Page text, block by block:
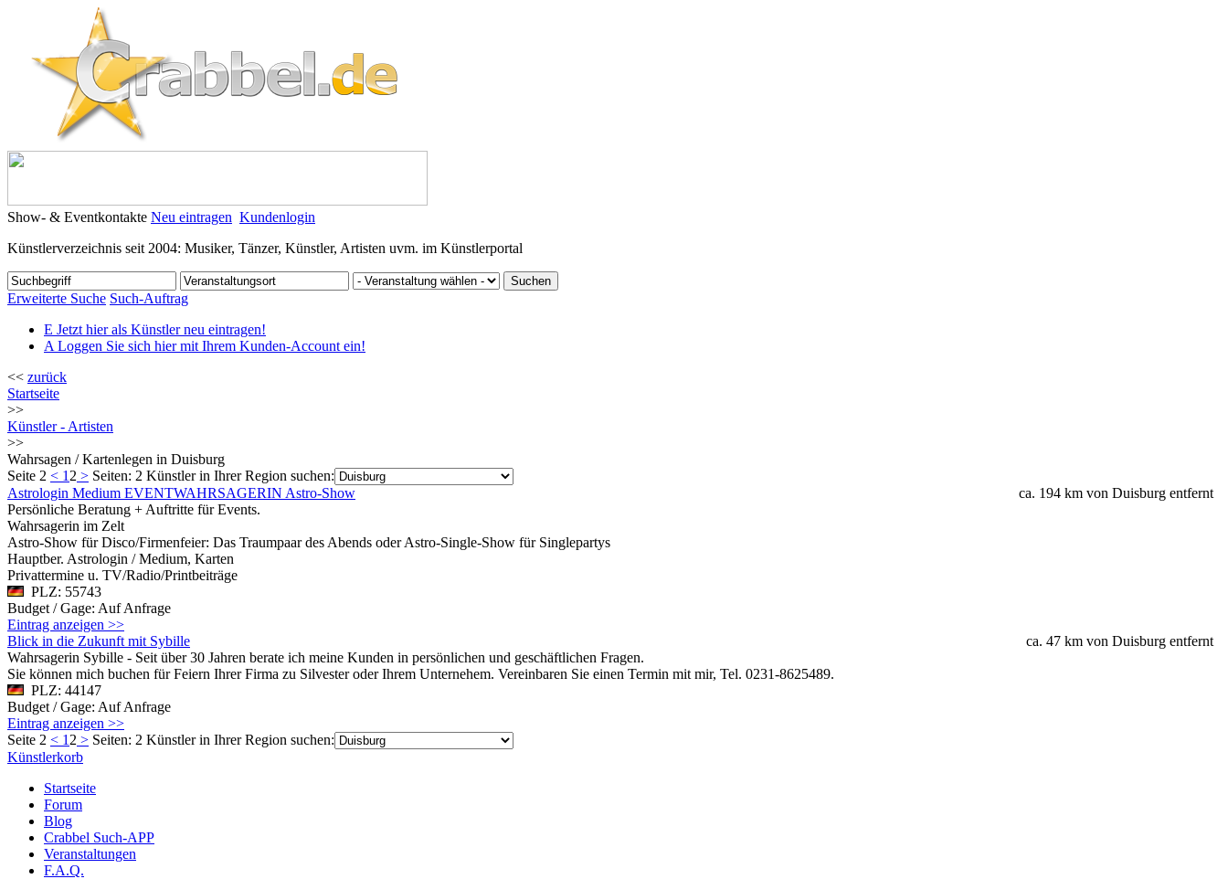
Show- & Eventkontakte Neu eintragen Kundenlogin
Künstlerverzeichnis seit 2004: Musiker, Tänzer, Künstler, Artisten uvm. im Künstlerportal
Erweiterte Suche Such-Auftrag
E Jetzt hier als Künstler neu eintragen!
A Loggen Sie sich hier mit Ihrem Kunden-Account ein!
<< zurück
Startseite
>>
Künstler - Artisten
>>
Wahrsagen / Kartenlegen in Duisburg
Seite 2 < 1 2 > Seiten: 2 Künstler in Ihrer Region suchen:
ca. 194 km von Duisburg entfernt
Astrologin Medium EVENTWAHRSAGERIN Astro-Show
Persönliche Beratung + Auftritte für Events.
Wahrsagerin im Zelt
Astro-Show für Disco/Firmenfeier: Das Traumpaar des Abends oder Astro-Single-Show für Singlepartys
Hauptber. Astrologin / Medium, Karten
Privattermine u. TV/Radio/Printbeiträge
PLZ: 55743
Budget / Gage: Auf Anfrage
Eintrag anzeigen >>
ca. 47 km von Duisburg entfernt
Blick in die Zukunft mit Sybille
Wahrsagerin Sybille - Seit über 30 Jahren berate ich meine Kunden in persönlichen und geschäftlichen Fragen.
Sie können mich buchen für Feiern Ihrer Firma zu Silvester oder Ihrem Unternehem. Vereinbaren Sie einen Termin mit mir, Tel. 0231-8625489.
PLZ: 44147
Budget / Gage: Auf Anfrage
Eintrag anzeigen >>
Seite 2 < 1 2 > Seiten: 2 Künstler in Ihrer Region suchen:
Künstlerkorb
Startseite
Forum
Blog
Crabbel Such-APP
Veranstaltungen
F.A.Q.